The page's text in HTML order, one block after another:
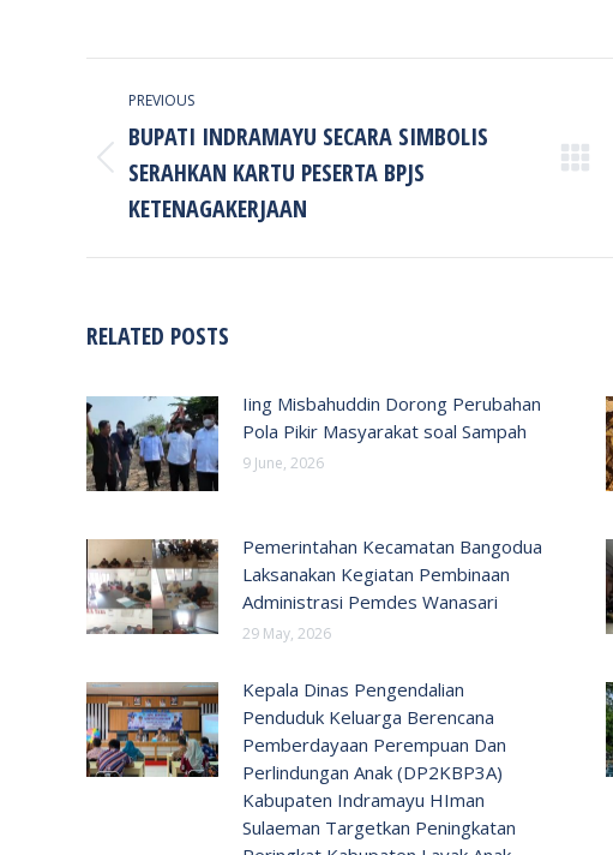
NAVIGATION
PREVIOUS
Previous
post:
BUPATI INDRAMAYU SECARA SIMBOLIS
SERAHKAN KARTU PESERTA BPJS
KETENAGAKERJAAN
RELATED POSTS
Iing Misbahuddin Dorong Perubahan
Pola Pikir Masyarakat soal Sampah
9 June, 2026
Pemerintahan Kecamatan Bangodua
Laksanakan Kegiatan Pembinaan
Administrasi Pemdes Wanasari
29 May, 2026
Kepala Dinas Pengendalian
Penduduk Keluarga Berencana
Pemberdayaan Perempuan Dan
Perlindungan Anak (DP2KBP3A)
Kabupaten Indramayu HIman
Sulaeman Targetkan Peningkatan